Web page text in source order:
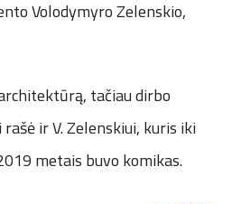
Volodymyro Zelenskio,
tačiau dirbo
ir V. Zelenskiui, kuris iki
metais buvo komikas.